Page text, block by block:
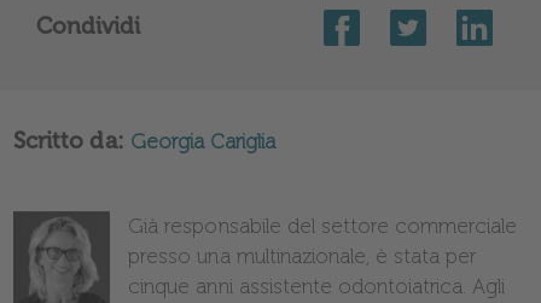
Condividi
Scritto da: Georgia Cariglia
Già responsabile del settore commerciale
presso una multinazionale, è stata per
cinque anni assistente odontoiatrica. Agli